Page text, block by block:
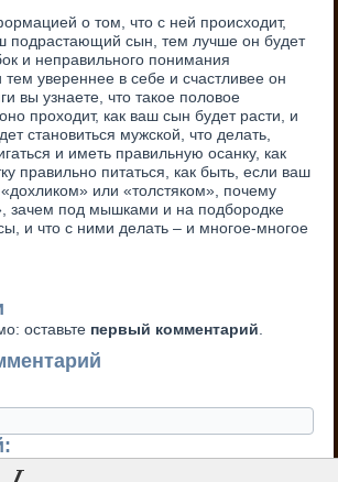
о том, что с ней происходит,
подрастающий сын, тем лучше он будет
и неправильного понимания
увереннее в себе и счастливее он
вы узнаете, что такое половое
проходит, как ваш сын будет расти, и
становиться мужской, что делать,
и иметь правильную осанку, как
правильно питаться, как быть, если ваш
или «толстяком», почему
зачем под мышками и на подбородке
и что с ними делать – и многое-многое
оставьте первый комментарий